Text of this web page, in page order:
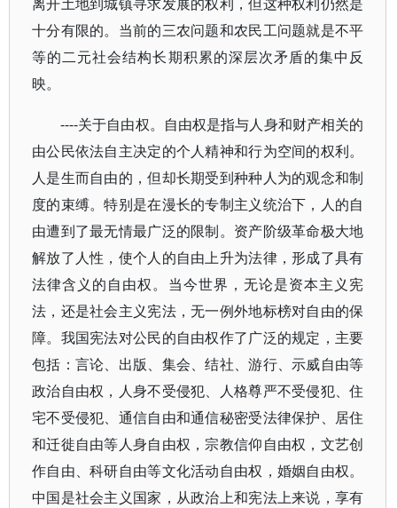
十分有限的。当前的三农问题和农民工问题就是不平
等的二元社会结构长期积累的深层次矛盾的集中反
映。
----关于自由权。自由权是指与人身和财产相关的
由公民依法自主决定的个人精神和行为空间的权利。
人是生而自由的，但却长期受到种种人为的观念和制
度的束缚。特别是在漫长的专制主义统治下，人的自
由遭到了最无情最广泛的限制。资产阶级革命极大地
解放了人性，使个人的自由上升为法律，形成了具有
法律含义的自由权。当今世界，无论是资本主义宪
法，还是社会主义宪法，无一例外地标榜对自由的保
障。我国宪法对公民的自由权作了广泛的规定，主要
包括：言论、出版、集会、结社、游行、示威自由等
政治自由权，人身不受侵犯、人格尊严不受侵犯、住
宅不受侵犯、通信自由和通信秘密受法律保护、居住
和迁徙自由等人身自由权，宗教信仰自由权，文艺创
作自由、科研自由等文化活动自由权，婚姻自由权。
中国是社会主义国家，从政治上和宪法上来说，享有